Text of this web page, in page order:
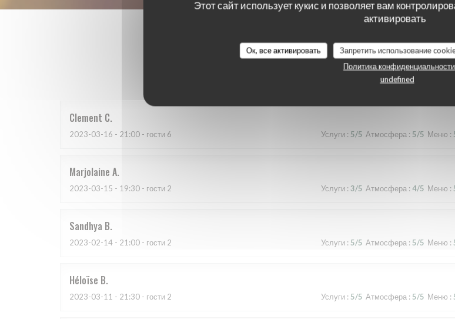
Этот сайт использует кукис и позволяет вам
активировать
Ок, все активировать Запретить использование
Политика конфиденциальности
undefined
Оценки наших посетителей
Clement C
2023-03-16 - 21:00 - гости 6 Услуги : 5/5 Атмосфера : 5/5 Меню :
Marjolaine A
2023-03-15 - 19:30 - гости 2 Услуги : 3/5 Атмосфера : 4/5 Меню :
Sandhya B
2023-02-14 - 21:00 - гости 2 Услуги :5/5 Атмосфера :5/5 Меню :
Héloïse B
2023-03-11 - 21:30 - гости 2 Услуги : 5/5 Атмосфера : 5/5 Меню :